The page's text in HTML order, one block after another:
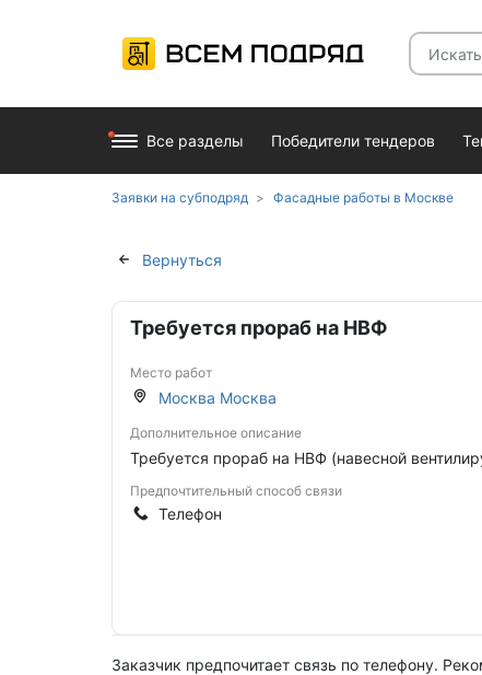
Все разделы Победители тендеров
Заявки на субподряд Фасадные работы в Москве
Вернуться
Требуется прораб на НВФ
Место работ
Москва Москва
Дополнительное описание
Требуется прораб на НВФ (навесной
Предпочтительный способ связи
Телефон
Заказчик предпочитает связь по телефону.